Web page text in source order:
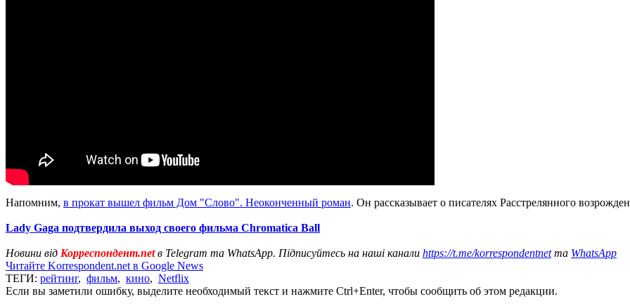
Напомним, в прокат вышел фильм Дом "Слово". Неоконченный роман. Он рассказывает о писателях Расстрелянного
Lady Gaga подтвердила выход своего фильма Chromatica Ball
Новини від Корреспондент.netв Telegram та WhatsApp. Підписуйтесь на наші канали https://t.me/korrespondentnetта WhatsApp
Читайте Korrespondent.net в Google News
ТЕГИ: рейтинг, фильм, кино, Netflix
Если вы заметили ошибку, выделите необходимый текст и нажмите Ctrl+Enter, чтобы сообщить об этом редакции.